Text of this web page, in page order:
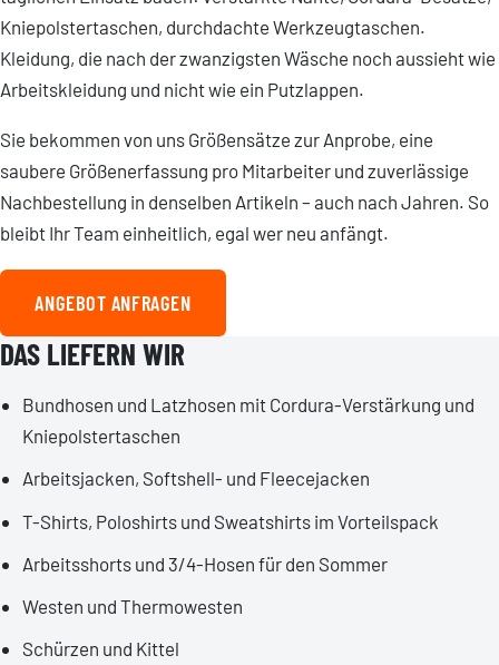
Kniepolstertaschen, durchdachte Werkzeugtaschen.
Kleidung, die nach der zwanzigsten Wäsche noch aussieht wie
Arbeitskleidung und nicht wie ein Putzlappen.
Sie bekommen von uns Größensätze zur Anprobe, eine
saubere Größenerfassung pro Mitarbeiter und zuverlässige
Nachbestellung in denselben Artikeln – auch nach Jahren. So
bleibt Ihr Team einheitlich, egal wer neu anfängt.
ANGEBOT ANFRAGEN
DAS LIEFERN WIR
Bundhosen und Latzhosen mit Cordura-Verstärkung und
Kniepolstertaschen
Arbeitsjacken, Softshell- und Fleecejacken
T-Shirts, Poloshirts und Sweatshirts im Vorteilspack
Arbeitsshorts und 3/4-Hosen für den Sommer
Westen und Thermowesten
Schürzen und Kittel